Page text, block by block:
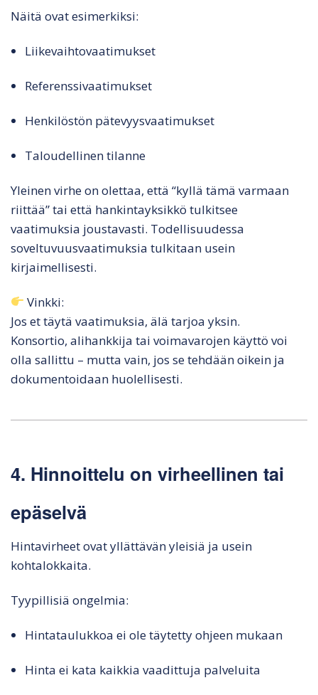
Näitä ovat esimerkiksi:
Liikevaihtovaatimukset
Referenssivaatimukset
Henkilöstön pätevyysvaatimukset
Taloudellinen tilanne
Yleinen virhe on olettaa, että “kyllä tämä varmaan
riittää” tai että hankintayksikkö tulkitsee
vaatimuksia joustavasti. Todellisuudessa
soveltuvuusvaatimuksia tulkitaan usein
kirjaimellisesti.
Vinkki:
Jos et täytä vaatimuksia, älä tarjoa yksin.
Konsortio, alihankkija tai voimavarojen käyttö voi
olla sallittu – mutta vain, jos se tehdään oikein ja
dokumentoidaan huolellisesti.
4. Hinnoittelu on virheellinen tai
epäselvä
Hintavirheet ovat yllättävän yleisiä ja usein
kohtalokkaita.
Tyypillisiä ongelmia:
Hintataulukkoa ei ole täytetty ohjeen mukaan
Hinta ei kata kaikkia vaadittuja palveluita